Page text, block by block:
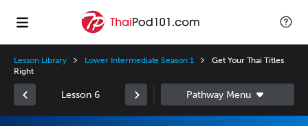
Lesson Library Lower Intermediate Season 1
Get Your Thai Titles
Right
Lesson 6